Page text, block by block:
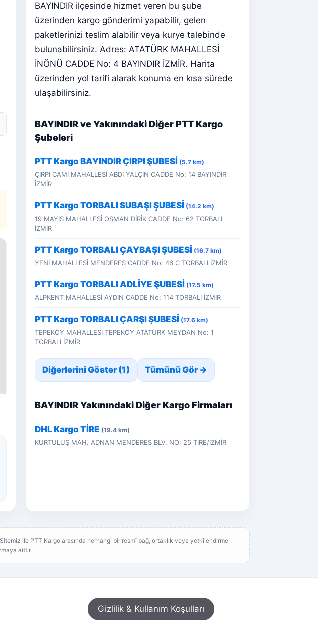
BAYINDIR ilçesinde hizmet veren bu şube
üzerinden kargo gönderimi yapabilir, gelen
paketlerinizi teslim alabilir veya kurye talebinde
bulunabilirsiniz. Adres: ATATÜRK MAHALLESİ
İNÖNÜ CADDE No: 4 BAYINDIR İZMİR. Harita
üzerinden yol tarifi alarak konuma en kısa sürede
ulaşabilirsiniz.
BAYINDIR ve Yakınındaki Diğer PTT Kargo
Şubeleri
PTT Kargo BAYINDIR ÇIRPI ŞUBESİ (5.7 km)
ÇIRPI CAMİ MAHALLESİ ABDİ YALÇIN CADDE No: 14 BAYINDIR
İZMİR
PTT Kargo TORBALI SUBAŞI ŞUBESİ (14.2 km)
19 MAYIS MAHALLESİ OSMAN DİRİK CADDE No: 62 TORBALI
İZMİR
PTT Kargo TORBALI ÇAYBAŞI ŞUBESİ (16.7 km)
YENİ MAHALLESİ MENDERES CADDE No: 46 C TORBALI İZMİR
PTT Kargo TORBALI ADLİYE ŞUBESİ (17.5 km)
ALPKENT MAHALLESİ AYDIN CADDE No: 114 TORBALI İZMİR
PTT Kargo TORBALI ÇARŞI ŞUBESİ (17.6 km)
TEPEKÖY MAHALLESİ TEPEKÖY ATATÜRK MEYDAN No: 1
TORBALI İZMİR
Diğerlerini Göster (1) Tümünü Gör →
BAYINDIR Yakınındaki Diğer Kargo Firmaları
DHL Kargo TİRE (19.4 km)
KURTULUŞ MAH. ADNAN MENDERES BLV. NO: 25 TİRE/İZMİR
ile PTT Kargo arasında herhangi bir resmî bağ, ortaklık veya yetkilendirme
aittir.
Gizlilik & Kullanım Koşulları